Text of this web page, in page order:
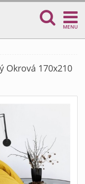
MENU
Okrová 170x210